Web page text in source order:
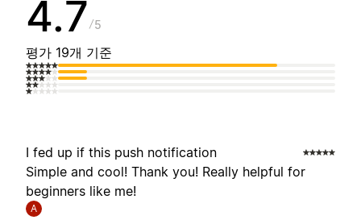
4.7 5
평가 19개 기준
I fed up if this push notification
Simple and cool! Thank you! Really helpful for
beginners like me!
A